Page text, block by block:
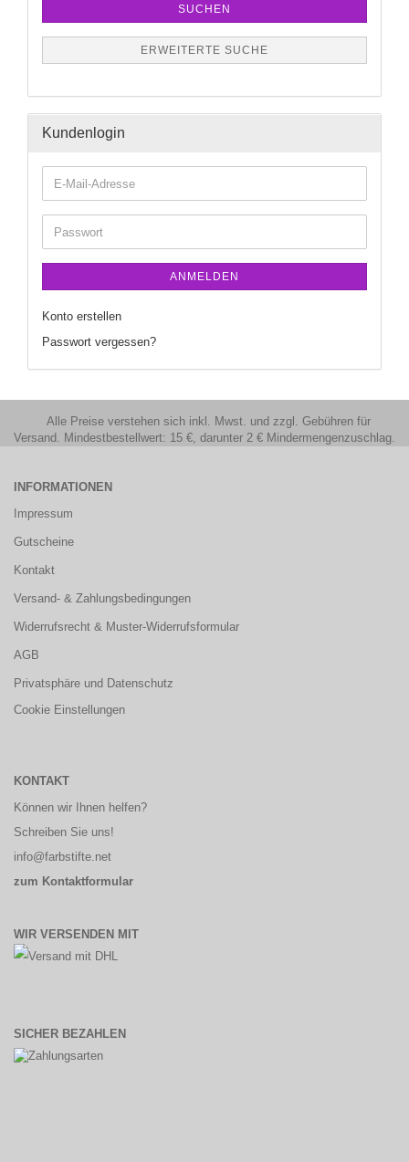
SUCHEN
ERWEITERTE SUCHE
Kundenlogin
ANMELDEN
Konto erstellen
Passwort vergessen?
Alle Preise verstehen sich inkl. Mwst. und zzgl. Gebühren für
Versand. Mindestbestellwert: 15 €, darunter 2 € Mindermengenzuschlag.
INFORMATIONEN
Impressum
Gutscheine
Kontakt
Versand- & Zahlungsbedingungen
Widerrufsrecht & Muster-Widerrufsformular
AGB
Privatsphäre und Datenschutz
Cookie Einstellungen
KONTAKT
Können wir Ihnen helfen?
Schreiben Sie uns!
info@farbstifte.net
zum Kontaktformular
WIR VERSENDEN MIT
SICHER BEZAHLEN